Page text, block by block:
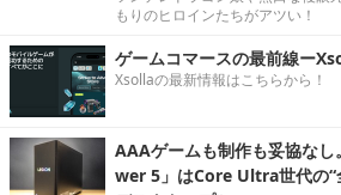
もりのヒロインたちがアツい！
ゲームコマースの最前線ー
Xsollaの最新情報はこちらから！
AAAゲームも制作も妥協な
wer 5」はCore Ultra世代の“